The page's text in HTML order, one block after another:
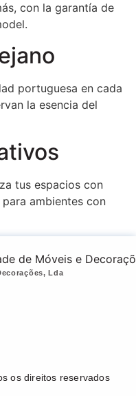
con la garantía de
portuguesa en cada
la esencia del
tus espacios con
ambientes con
Lda
os direitos reservados